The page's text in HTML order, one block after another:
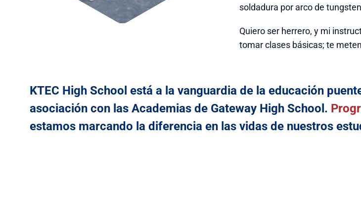
soldadura por arco de
Quiero ser herrero, y mi
tomar clases básicas; te
KTEC High School está a la vanguardia de la educación
asociación con las Academias de Gateway High School.
estamos marcando la diferencia en las vidas de nuestros